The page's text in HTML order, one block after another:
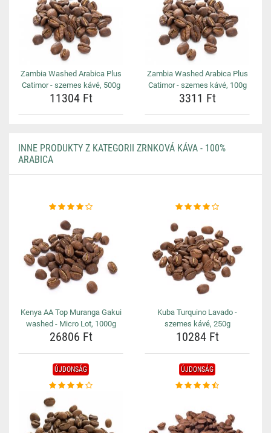
Zambia Washed Arabica Plus
Catimor - szemes kávé, 500g
11304 Ft
Zambia Washed Arabica Plus
Catimor - szemes kávé, 100g
3311 Ft
INNE PRODUKTY Z KATEGORII ZRNKOVÁ KÁVA - 100%
ARABICA
Kenya AA Top Muranga Gakui
washed - Micro Lot, 1000g
26806 Ft
Kuba Turquino Lavado -
szemes kávé, 250g
10284 Ft
ÚJDONSÁG ÚJDONSÁG